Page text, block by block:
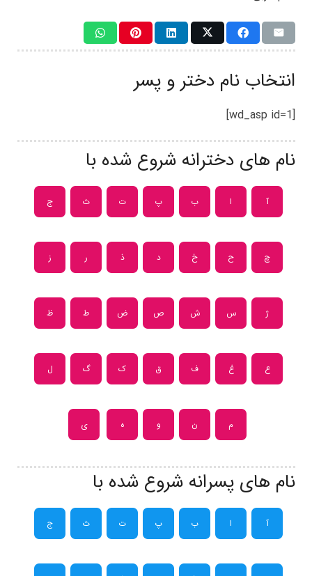
انتخاب نام دختر و پسر
[wd_asp id=1]
نام های دخترانه شروع شده با
آ ا ب پ ت ث ج
چ ح خ د ذ ر ز
ژ س ش ص ض ط ظ
ع غ ف ق ک گ ل
م ن و ه ی
نام های پسرانه شروع شده با
آ ا ب پ ت ث ج